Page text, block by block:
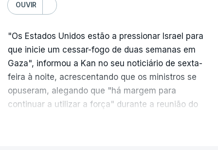
OUVIR
"Os Estados Unidos estão a pressionar Israel para
que inicie um cessar-fogo de duas semanas em
Gaza", informou a Kan no seu noticiário de sexta-
feira à noite, acrescentando que os ministros se
opuseram, alegando que "há margem para
continuar a utilizar a força" durante a reunião do